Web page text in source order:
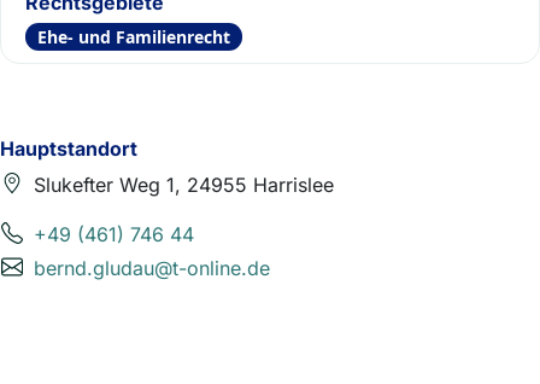
Hauptstandort
Slukefter Weg 1, 24955 Harrislee
+49 (461) 746 44
bernd.gludau@t-online.de
Ehe- und Familienrecht